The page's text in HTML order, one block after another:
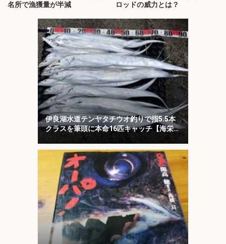
名所で漁獲量が半減
ロッドの威力とは？
伊良湖水道テンヤタチウオ釣りで指5.5本
クラスを筆頭に本命16匹キャッチ【海栄